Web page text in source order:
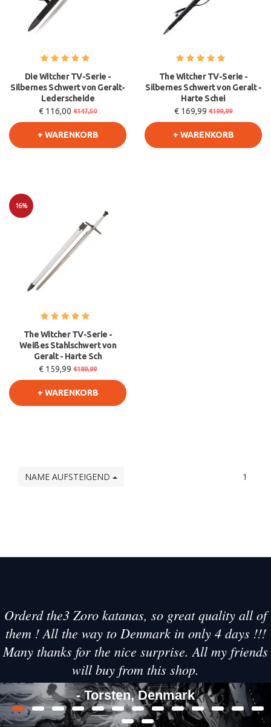
Die Witcher TV-Serie -
Silbernes Schwert von Geralt-
Lederscheide
€ 116,00 €147,50
+ WARENKORB
The Witcher TV-Serie -
Silbernes Schwert von Geralt -
Harte Schei
€ 169,99 €199,99
+ WARENKORB
16%
The Witcher TV-Serie -
Weißes Stahlschwert von
Geralt - Harte Sch
€ 159,99 €189,99
+ WARENKORB
NAME AUFSTEIGEND 1
Orderd the3 Zoro katanas, so great quality all of
them ! All the way to Denmark in only 4 days !!!
Many thanks for the nice surprise. All my friends
will buy from this shop.
- Torsten, Denmark